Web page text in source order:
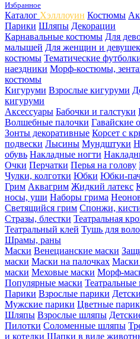
Избранное
Каталог Хэлллоуин Костюмы
Парики Шляпы Декорации
Карнавальные костюмы Для
малышей Для женщин и девушек
костюмы Тематические
наездники Морф-костюмы,
костюмы
Кигуруми Взрослые кигуруми
кигуруми
Аксессуары Бабочки и галстуки
Волшебные палочки Гавайские
Зонты декоративные Корсет с
подвески Лысины Мундштуки
обувь Накладные ногти
Очки Перчатки Перья на голову
Чулки, колготки Юбки Юбки-
Грим Аквагрим Жидкий латекс
носы, уши Наборы грима
Светящийся грим Спонжи,
Стразы, блестки Театральная
Театральный клей Тушь для
Шрамы, раны
Маски Венецианские маски
маски Маски на палочках Маски
маски Меховые маски Морф-
Популярные маски Театральные
Парики Взрослые парики
Мужские парики Цветные
Шляпы Взрослые шляпы
Пилотки Соломенные шляпы
и котелки Шапки в виде